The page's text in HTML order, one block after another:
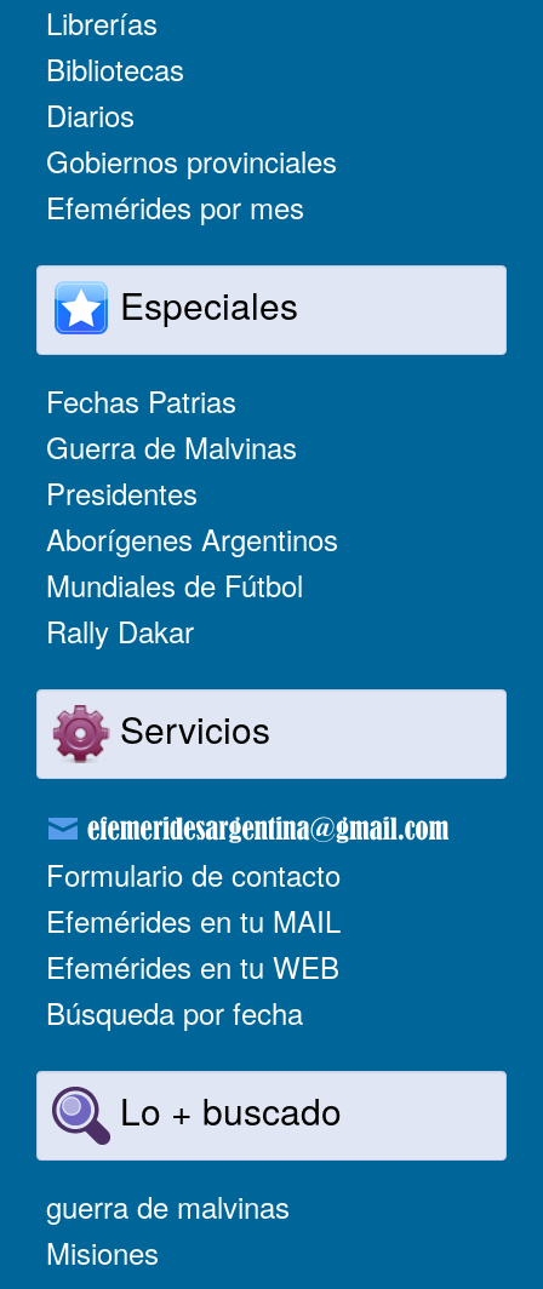
Librerías
Bibliotecas
Diarios
Gobiernos provinciales
Efemérides por mes
Especiales
Fechas Patrias
Guerra de Malvinas
Presidentes
Aborígenes Argentinos
Mundiales de Fútbol
Rally Dakar
Servicios
Formulario de contacto
Efemérides en tu MAIL
Efemérides en tu WEB
Búsqueda por fecha
Lo + buscado
guerra de malvinas
Misiones